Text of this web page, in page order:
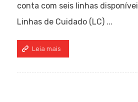
conta com seis linhas
Linhas de Cuidado (LC) ...
Leia mais